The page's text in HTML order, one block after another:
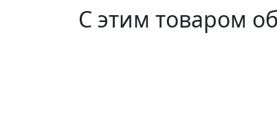
С этим товаром